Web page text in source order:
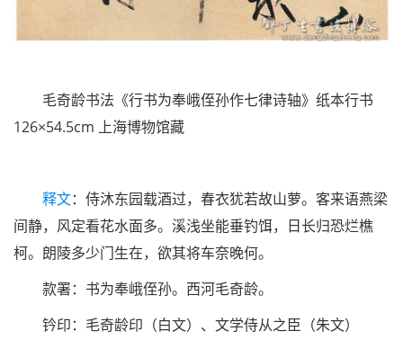
毛奇龄书法《行书为奉峨侄孙作七律诗轴》纸本行书
126×54.5cm 上海博物馆藏
释文：侍沐东园载酒过，春衣犹若故山萝。客来语燕梁
间静，风定看花水面多。溪浅坐能垂钓饵，日长归恐烂樵
柯。朗陵多少门生在，欲其将车奈晚何。
款署：书为奉峨侄孙。西河毛奇龄。
钤印：毛奇龄印（白文）、文学侍从之臣（朱文）